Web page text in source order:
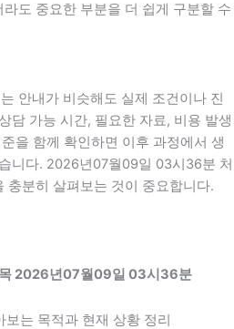
도 중요한 부분을 더 쉽게 구분할 수
안내가 비슷해도 실제 조건이나 진
담 가능 시간, 필요한 자료, 비용 발생
을 함께 확인하면 이후 과정에서 생
니다. 2026년07월09일 03시36분 처
충분히 살펴보는 것이 중요합니다.
2026년07월09일 03시36분
는 목적과 현재 상황 정리